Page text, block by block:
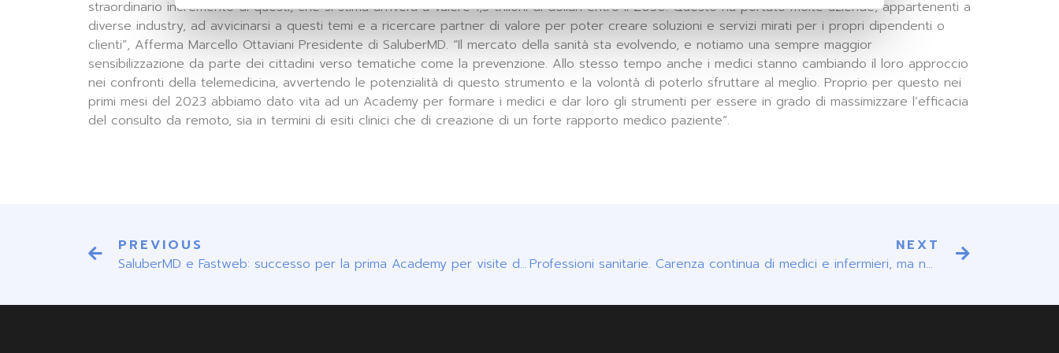
straordinario incremento di questi, che si stima arriverà a valere 1,5 trilioni di dollari entro il 2030. Questo ha portato molte aziende, appartenenti a
diverse industry, ad avvicinarsi a questi temi e a ricercare partner di valore per poter creare soluzioni e servizi mirati per i propri dipendenti o
clienti”, Afferma Marcello Ottaviani Presidente di SaluberMD. “Il mercato della sanità sta evolvendo, e notiamo una sempre maggior
sensibilizzazione da parte dei cittadini verso tematiche come la prevenzione. Allo stesso tempo anche i medici stanno cambiando il loro approccio
nei confronti della telemedicina, avvertendo le potenzialità di questo strumento e la volontà di poterlo sfruttare al meglio. Proprio per questo nei
primi mesi del 2023 abbiamo dato vita ad un Academy per formare i medici e dar loro gli strumenti per essere in grado di massimizzare l’efficacia
del consulto da remoto, sia in termini di esiti clinici che di creazione di un forte rapporto medico paziente”.
PREVIOUS
SaluberMD e Fastweb: successo per la prima Academy per visite da remoto
NEXT
Professioni sanitarie. Carenza continua di medici e infermieri, ma non solo